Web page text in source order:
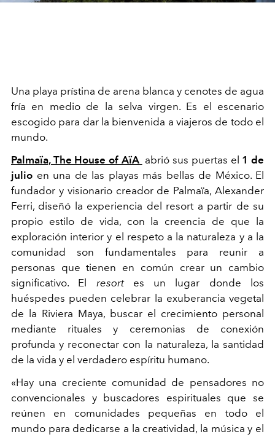
Una playa prístina de arena blanca y cenotes de agua
fría en medio de la selva virgen. Es el escenario
escogido para dar la bienvenida a viajeros de todo el
mundo.
Palmaïa, The House of AïA abrió sus puertas el 1 de
julio en una de las playas más bellas de México. El
fundador y visionario creador de Palmaïa, Alexander
Ferri, diseñó la experiencia del resort a partir de su
propio estilo de vida, con la creencia de que la
exploración interior y el respeto a la naturaleza y a la
comunidad son fundamentales para reunir a
personas que tienen en común crear un cambio
significativo. El resortes un lugar donde los
huéspedes pueden celebrar la exuberancia vegetal
de la Riviera Maya, buscar el crecimiento personal
mediante rituales y ceremonias de conexión
profunda y reconectar con la naturaleza, la santidad
de la vida y el verdadero espíritu humano.
«Hay una creciente comunidad de pensadores no
convencionales y buscadores espirituales que se
reúnen en comunidades pequeñas en todo el
mundo para dedicarse a la creatividad, la música y el